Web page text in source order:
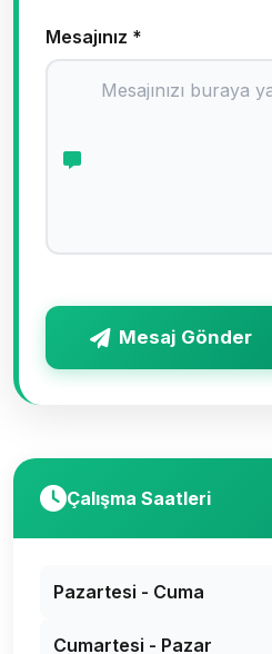
Mesajınız *
Mesaj Gönder
Çalışma Saatleri
Pazartesi - Cuma
Cumartesi - Pazar